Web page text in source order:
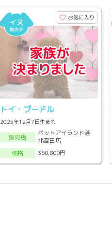
お気に入り
トイ・プードル
2025年12月7日生まれ
販売店
ペットアイランド港
北高田店
価格
360,800円